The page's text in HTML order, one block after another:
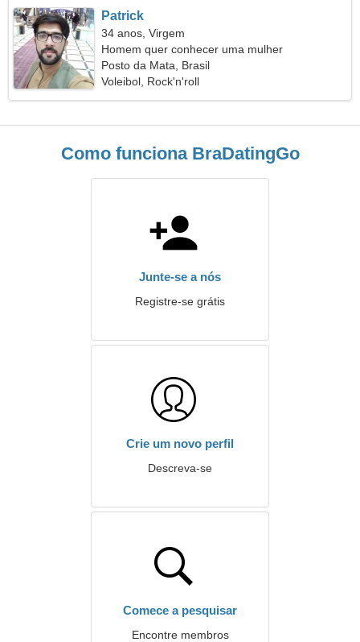
Patrick
34 anos, Virgem
Homem quer conhecer uma mulher
Posto da Mata, Brasil
Voleibol, Rock'n'roll
Como funciona BraDatingGo
Junte-se a nós
Registre-se grátis
Crie um novo perfil
Descreva-se
Comece a pesquisar
Encontre membros